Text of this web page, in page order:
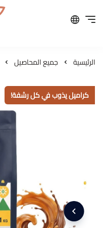
الرئيسية جميع المحاصيل
كراميل يذوب في كل رشفة!